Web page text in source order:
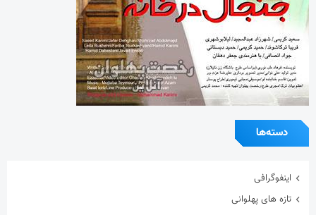
دسته‌ها
اینفوگرافی
تازه های پهلوانی